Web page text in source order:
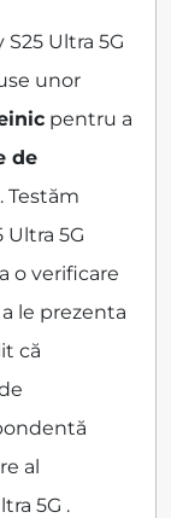
Ultra 5G
unor
pentru a
de
Testăm
Ultra 5G
o verificare
le prezenta
că
al
5G .